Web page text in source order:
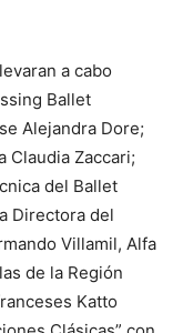
a cabo
Ballet
Alejandra Dore;
Claudia Zaccari;
del Ballet
Directora del
Villamil, Alfa
de la Región
Katto